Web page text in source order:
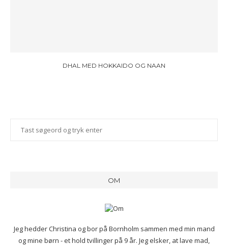
DHAL MED HOKKAIDO OG NAAN
OM
Jeg hedder Christina og bor på Bornholm sammen med min mand
og mine børn - et hold tvillinger på 9 år. Jeg elsker, at lave mad,